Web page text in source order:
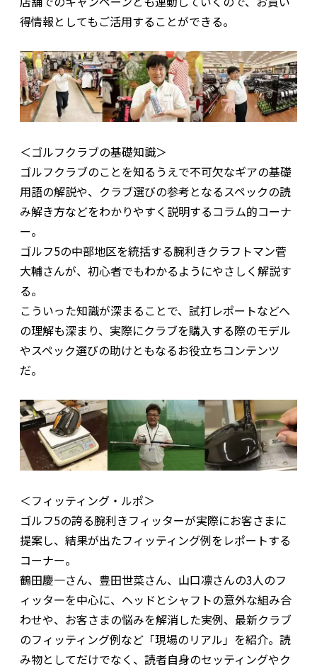
得情報としてもご活用することができる。
＜ゴルフクラブの基礎知識＞
ゴルフクラブのことを知るうえで不可欠なギアの基礎
用語の解説や、クラブ選びの参考となるスペックの読
み解き方などをわかりやすく説明するコラム的コーナ
ー。
ゴルフ5の中部地区を統括する腕利きクラフトマン菅
大輔さんが、初心者でもわかるようにやさしく解説す
る。
こういった知識が深まることで、試打レポートなどへ
の理解も深まり、実際にクラブを購入する際のモデル
やスペック選びの助けともなるお役立ちコンテンツ
だ。
＜フィッティング・ルポ＞
ゴルフ5の誇る腕利きフィッターが実際にお客さまに
提案し、結果が出たフィッティング例をレポートする
コーナー。
鶴田慶一さん、豊田世菜さん、山口凛さんの3人のフ
ィッターを中心に、ヘッドとシャフトの意外な組み合
わせや、お客さまの悩みを解消した実例、最新クラブ
のフィッティング例など「現場のリアル」を紹介。読
み物としてだけでなく、読者自身のセッティングやク